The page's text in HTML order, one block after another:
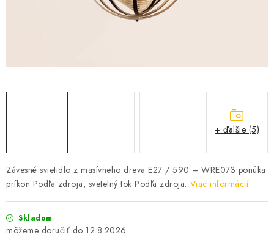
SEZÓNNE VÝPREDAJE POĽNOPOTREBY
OBCHODNÉ PODMIENKY
O NÁS - MEGALED & JANTON ZÁKAMENNÉ
Reklamácie a formulár na odstúpenie od zmluvy
O nás - MEGALED & JANTON Zákamenné
Závesné svietidlo z masívneho dreva E27 / 590 – WRE073 ponúka
príkon Podľa zdroja, svetelný tok Podľa zdroja. Viac informácií
Skladom
12.8.2026
+ ďalšie (5)